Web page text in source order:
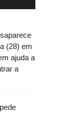
(28) em
ajuda a
a